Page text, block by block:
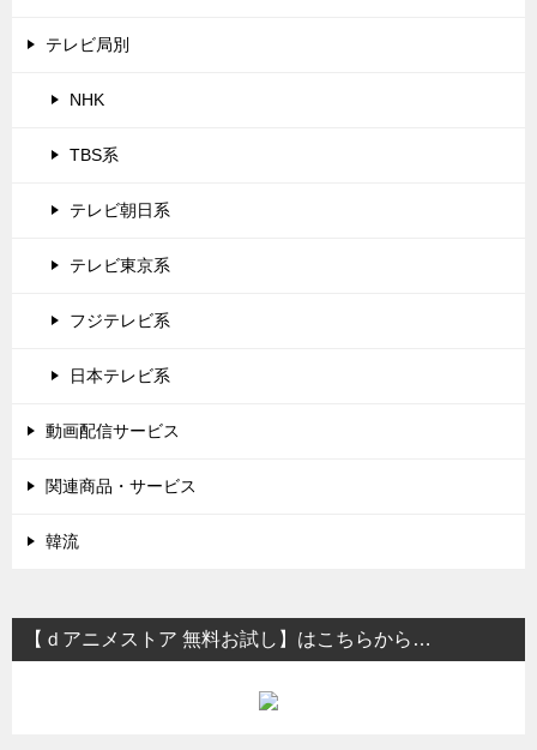
テレビ局別
NHK
TBS系
テレビ朝日系
テレビ東京系
フジテレビ系
日本テレビ系
動画配信サービス
関連商品・サービス
韓流
【ｄアニメストア 無料お試し】はこちらから…